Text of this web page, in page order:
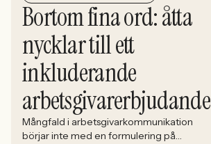
Bortom fina ord: åtta
nycklar till ett
inkluderande
arbetsgivarerbjudande
Mångfald i arbetsgivarkommunikation
börjar inte med en formulering på